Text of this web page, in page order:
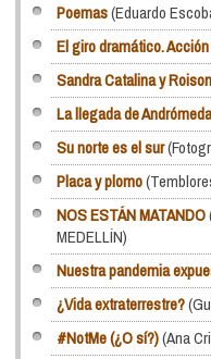
Poemas(Eduardo
El giro dramático.
Sandra Catalina y Roison
La llegada de
Su norte es el sur
Placa y plomo
NOS ESTÁN MATANDO
MEDELLÍN)
Nuestra pandemia
¿Vida extraterrestre?
#NotMe (¿O sí?)(Ana